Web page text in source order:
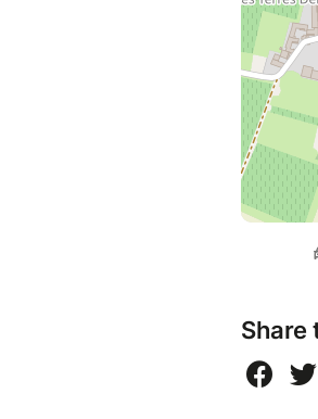
De
grand
les
Carte
Trace
Parcours
Share